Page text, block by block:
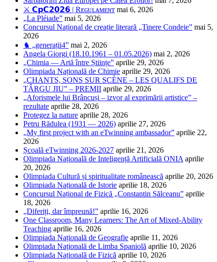
⚔️ 𝗖𝗽𝗖𝟮𝟬𝟮𝟲 | Rᴇɢᴜʟᴀᴍᴇɴᴛ mai 6, 2026
„La Pléiade” mai 5, 2026
Concursul Național de creație literară „Tinere Condeie” mai 5,
2026
♞ „generații4” mai 2, 2026
Angela Giorgi (18.10.1961 – 01.05.2026) mai 2, 2026
„Chimia — Artă între Științe” aprilie 29, 2026
Olimpiada Națională de Chimie aprilie 29, 2026
„CHANTS, SONS SUR SCÈNE – LES QUALIFS DE
TÂRGU JIU” – PREMII aprilie 29, 2026
„Aforismele lui Brâncuși – izvor al exprimării artistice” –
rezultate aprilie 28, 2026
Protegez la nature aprilie 28, 2026
Petru Rădulea (1931 — 2026) aprilie 27, 2026
„My first project with an eTwinning ambassador” aprilie 22,
2026
Școală eTwinning 2026-2027 aprilie 21, 2026
Olimpiada Națională de Inteligență Artificială ONIA aprilie
20, 2026
Olimpiada Cultură și spiritualitate românească aprilie 20, 2026
Olimpiada Națională de Istorie aprilie 18, 2026
Concursul Național de Fizică „Constantin Sălceanu” aprilie
18, 2026
„Diferiți, dar împreună!” aprilie 16, 2026
One Classroom, Many Learners: The Art of Mixed-Ability
Teaching aprilie 16, 2026
Olimpiada Națională de Geografie aprilie 11, 2026
Olimpiada Națională de Limba Spaniolă aprilie 10, 2026
Olimpiada Națională de Fizică aprilie 10, 2026